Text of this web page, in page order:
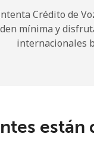
Crédito de
mínima y
internacionales
están